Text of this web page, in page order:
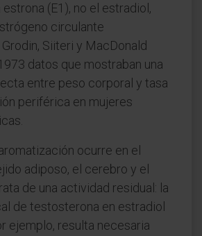
estrona (E1), no el estradiol,
circulante
Siiteri y MacDonald
datos que mostraban una
entre peso corporal y tasa
periférica en mujeres
ocurre en el
adiposo, el cerebro y el
de una actividad residual: la
de testosterona en estradiol
ejemplo, resulta necesaria